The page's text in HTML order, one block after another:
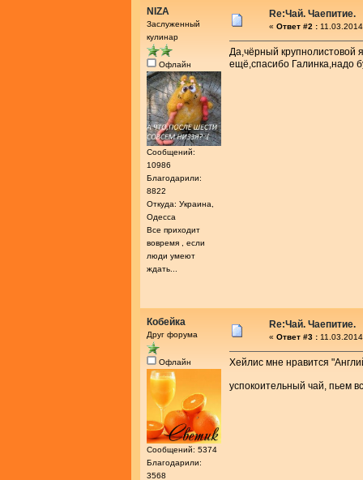
NIZA
Заслуженный
кулинар
Офлайн
Сообщений:
10986
Благодарили:
8822
Откуда: Украина,
Одесса
Все приходит
вовремя , если
люди умеют
ждать...
Re:Чай. Чаепитие.
« Ответ #2 :
Да,чёрный крупнолистовой
ещё,спасибо Галинка,надо
Кобейка
Друг форума
Офлайн
Сообщений: 5374
Благодарили:
3568
Re:Чай. Чаепитие.
« Ответ #3 :
Хейлис мне нравится
успокоительный чай, пьем